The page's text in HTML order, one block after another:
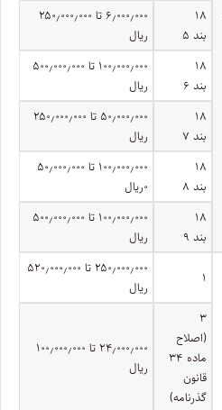
۱۸
بند ۵
۶٫۰۰۰٫۰۰۰ تا ۲۵۰٫۰۰۰٫۰۰۰
ریال
۱۸
بند ۶
۱۰۰٫۰۰۰٫۰۰۰ تا ۵۰۰٫۰۰۰٫۰۰۰
ریال
۱۸
بند ۷
۵۰٫۰۰۰٫۰۰۰ تا ۲۵۰٫۰۰۰٫۰۰۰
ریال
۱۸
بند ۸
۱۰۰٫۰۰۰٫۰۰۰ تا ۵۰٫۰۰۰٫۰۰۰
۰ریال
۱۸
بند ۹
۱۰۰٫۰۰۰٫۰۰۰ تا ۵۰۰٫۰۰۰٫۰۰۰
ریال
۱
۲۵۰٫۰۰۰٫۰۰۰ تا ۵۲۰٫۰۰۰٫۰۰۰
ریال
۳
(اصلاح
ماده ۳۴
قانون
گذرنامه)
۲۴٫۰۰۰٫۰۰۰ تا ۱۰۰٫۰۰۰٫۰۰۰
ریال